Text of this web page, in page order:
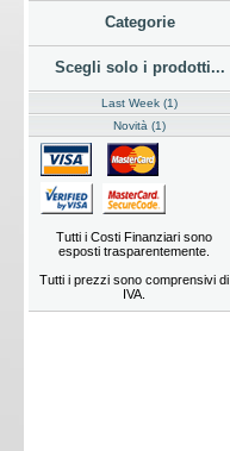
Categorie
Scegli solo i prodotti...
Last Week (1)
Novità (1)
Tutti i Costi Finanziari sono
esposti trasparentemente.
Tutti i prezzi sono comprensivi di
IVA.